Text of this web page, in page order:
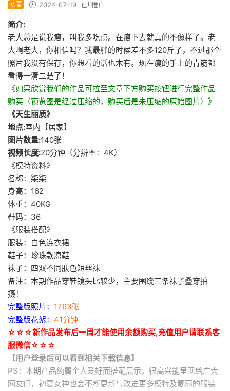
初夏 2024-07-19 推广
简介:
老大总是说我瘦，叫我多吃点。在瘦下去就真的不像样了。老
大啊老大，你相信吗？我最胖的时候差不多120斤了，不过那个
照片我没有保存，你想看的话也木有。现在瘦的手上的青筋都
看得一清二楚了！
《如果欣赏我们的作品可拉至文章下方购买按钮进行完整作品
购买（预览图是经过压缩的，购买后是未压缩的原始图片）》
《天生丽质》
地点:室内【居家】
图片数量:140张
视频长度:20分钟（分辨率：4K）
《模特资料》
名称：柒柒
身高：162
体重：40KG
鞋码：36
《服装搭配》
服装：白色连衣裙
鞋子：珍珠款凉鞋
袜子：四双不同肤色短丝袜
备注：本期作品穿鞋镜头比较少，主要围绕三条袜子叠穿拍
摄！
完整版照片： 1763张
完整版花絮： 41分钟
☆☆☆新作品发布后一周才能使用余额购买,充值用户请联系客
服微信☆☆☆
【用户登录后可以看到相关下载信息】
PS：本期产品纯属个人爱好而搭配展示，很高兴能呈现给广大
网友们，初夏女神也会不断更新与改进更多模特及靓丽的服装